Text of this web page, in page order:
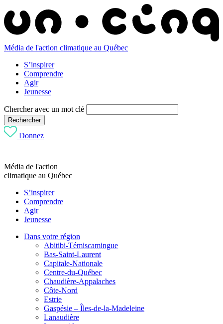
Média de l'action climatique au Québec
S’inspirer
Comprendre
Agir
Jeunesse
Chercher avec un mot clé
Rechercher
Donnez
Média de l'action
climatique au Québec
S’inspirer
Comprendre
Agir
Jeunesse
Dans votre région
Abitibi-Témiscamingue
Bas-Saint-Laurent
Capitale-Nationale
Centre-du-Québec
Chaudière-Appalaches
Côte-Nord
Estrie
Gaspésie – Îles-de-la-Madeleine
Lanaudière